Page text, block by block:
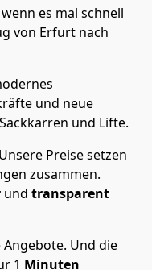
es mal schnell
von Erfurt nach
und neue
und Lifte.
Unsere Preise setzen
zusammen.
und transparent
Und die
1 Minuten